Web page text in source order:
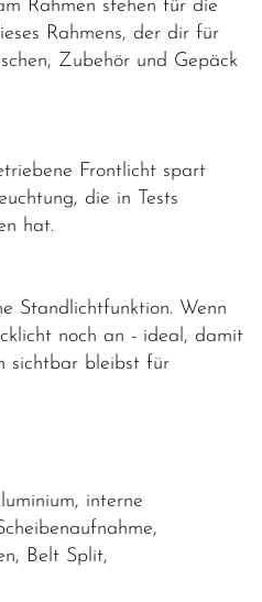
Rahmen stehen für die
Rahmens, der dir für
Zubehör und Gepäck
Frontlicht spart
die in Tests
hat.
Standlichtfunktion. Wenn
noch an - ideal, damit
sichtbar bleibst für
interne
Belt Split,